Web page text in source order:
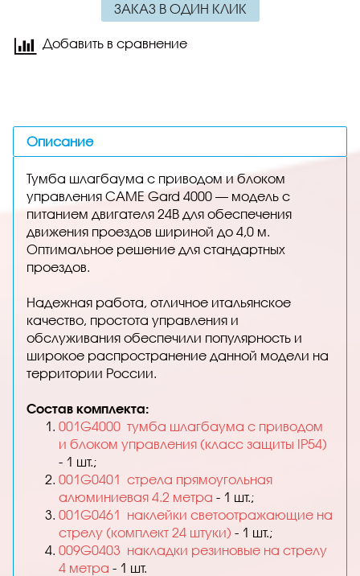
ЗАКАЗ В ОДИН КЛИК
Добавить в сравнение
Описание
Тумба шлагбаума с приводом и блоком
управления CAME Gard 4000 — модель с
питанием двигателя 24В для обеспечения
движения проездов шириной до 4,0 м.
Оптимальное решение для стандартных
проездов.
Надежная работа, отличное итальянское
качество, простота управления и
обслуживания обеспечили популярность и
широкое распространение данной модели на
территории России.
Состав комплекта:
001G4000 тумба шлагбаума с приводом
и блоком управления (класс защиты IP54)
- 1 шт.;
001G0401 стрела прямоугольная
алюминиевая 4.2 метра - 1 шт.;
001G0461 наклейки светоотражающие на
стрелу (комплект 24 штуки) - 1 шт.;
009G0403 накладки резиновые на стрелу
4 метра - 1 шт.